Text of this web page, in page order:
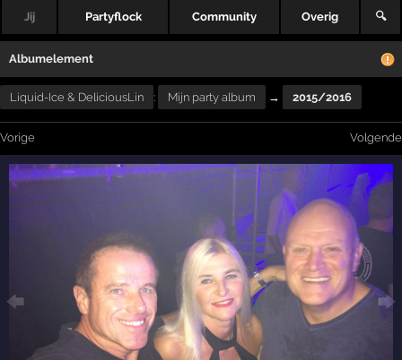
Jij Partyflock Community Overig 🔍
Albumelement
Liquid-Ice & DeliciousLin : Mijn party album → 2015/2016
Vorige Volgende